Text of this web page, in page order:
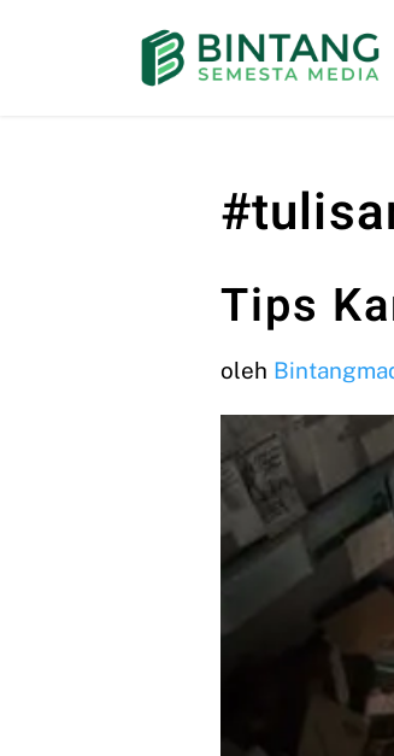
Tips
oleh